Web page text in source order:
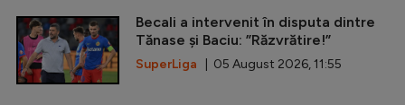
Becali a intervenit în disputa dintre
Tănase și Baciu: ”Răzvrătire!”
SuperLiga | 05 August 2026, 11:55